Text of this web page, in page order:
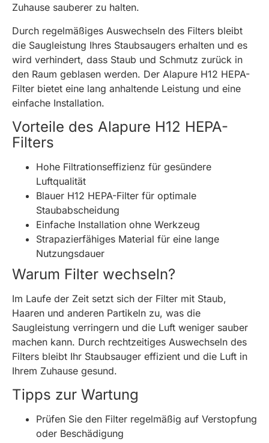
Zuhause sauberer zu halten.
Durch regelmäßiges Auswechseln des Filters bleibt
die Saugleistung Ihres Staubsaugers erhalten und es
wird verhindert, dass Staub und Schmutz zurück in
den Raum geblasen werden. Der Alapure H12 HEPA-
Filter bietet eine lang anhaltende Leistung und eine
einfache Installation.
Vorteile des Alapure H12 HEPA-
Filters
Hohe Filtrationseffizienz für gesündere
Luftqualität
Blauer H12 HEPA-Filter für optimale
Staubabscheidung
Einfache Installation ohne Werkzeug
Strapazierfähiges Material für eine lange
Nutzungsdauer
Warum Filter wechseln?
Im Laufe der Zeit setzt sich der Filter mit Staub,
Haaren und anderen Partikeln zu, was die
Saugleistung verringern und die Luft weniger sauber
machen kann. Durch rechtzeitiges Auswechseln des
Filters bleibt Ihr Staubsauger effizient und die Luft in
Ihrem Zuhause gesund.
Tipps zur Wartung
Prüfen Sie den Filter regelmäßig auf Verstopfung
oder Beschädigung